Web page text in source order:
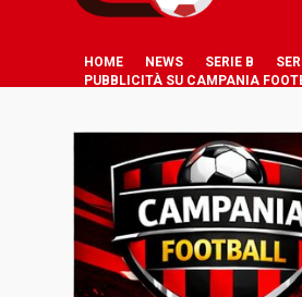
HOME NEWS SERIE B
PUBBLICITÀ SU CAMPANIA